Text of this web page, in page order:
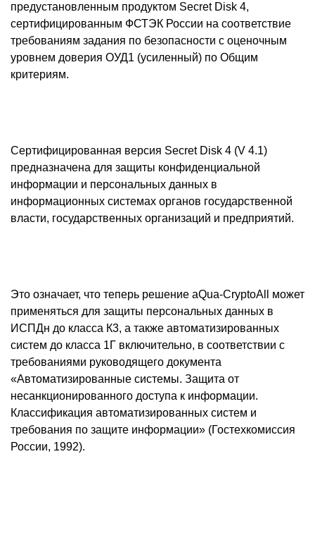
предустановленным продуктом Secret Disk 4,
сертифицированным ФСТЭК России на соответствие
требованиям задания по безопасности с оценочным
уровнем доверия ОУД1 (усиленный) по Общим
критериям.
Сертифицированная версия Secret Disk 4 (V 4.1)
предназначена для защиты конфиденциальной
информации и персональных данных в
информационных системах органов государственной
власти, государственных организаций и предприятий.
Это означает, что теперь решение aQua-CryptoAll может
применяться для защиты персональных данных в
ИСПДн до класса К3, а также автоматизированных
систем до класса 1Г включительно, в соответствии с
требованиями руководящего документа
«Автоматизированные системы. Защита от
несанкционированного доступа к информации.
Классификация автоматизированных систем и
требования по защите информации» (Гостехкомиссия
России, 1992).